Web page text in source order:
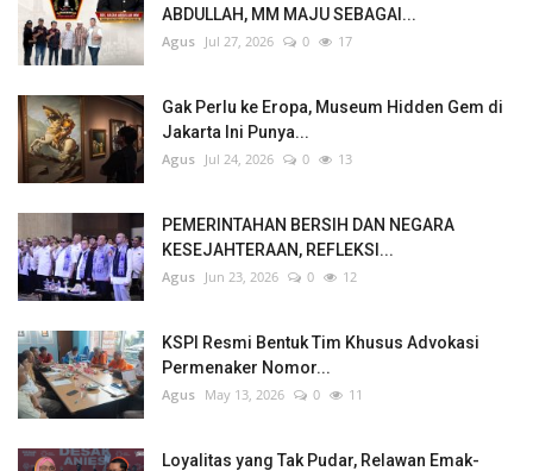
ABDULLAH, MM MAJU SEBAGAI...
Agus Jul 27, 2026 0 17
Gak Perlu ke Eropa, Museum Hidden Gem di
Jakarta Ini Punya...
Agus Jul 24, 2026 0 13
PEMERINTAHAN BERSIH DAN NEGARA
KESEJAHTERAAN, REFLEKSI...
Agus Jun 23, 2026 0 12
KSPI Resmi Bentuk Tim Khusus Advokasi
Permenaker Nomor...
Agus May 13, 2026 0 11
Loyalitas yang Tak Pudar, Relawan Emak-